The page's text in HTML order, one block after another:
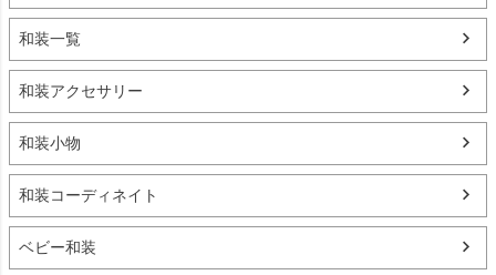
和装一覧
和装アクセサリー
和装小物
和装コーディネイト
ベビー和装